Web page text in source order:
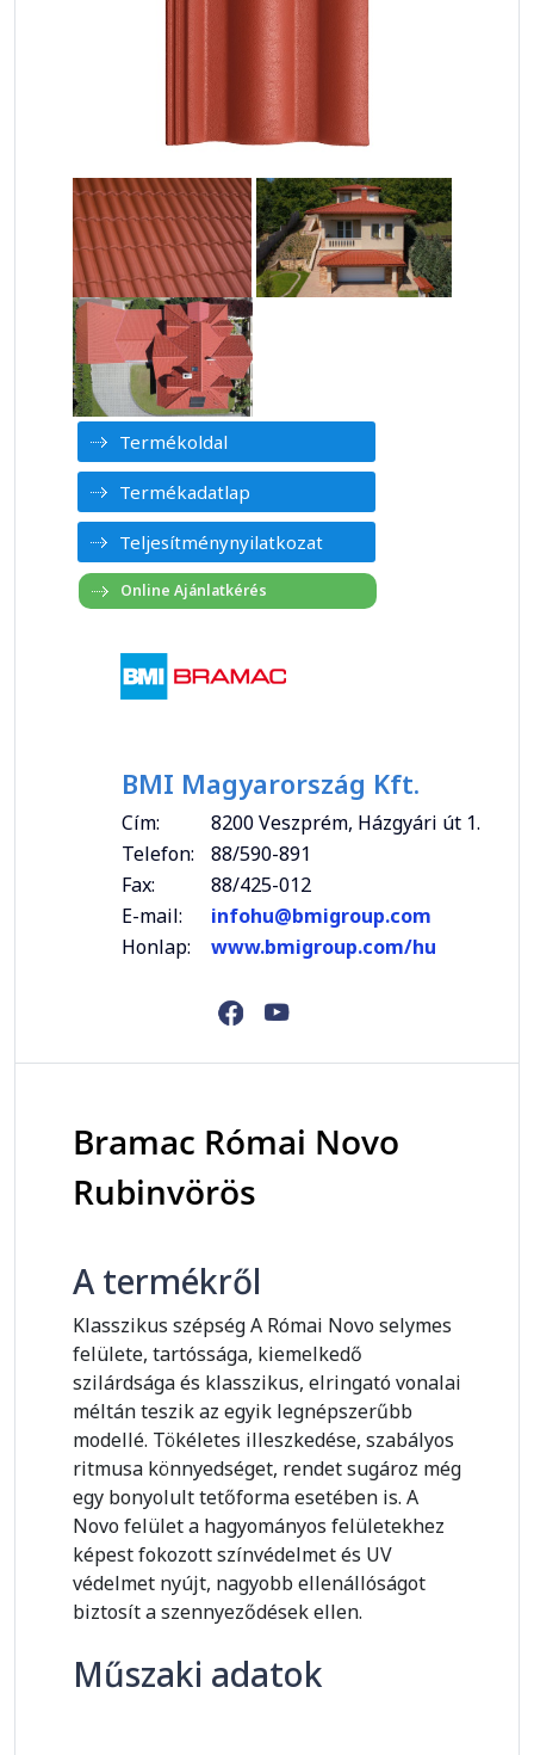
Termékoldal
Termékadatlap
Teljesítménynyilatkozat
BMI Magyarország Kft.
Cím:
8200 Veszprém, Házgyári út 1.
Telefon:
88/590-891
Fax:
88/425-012
E-mail:
infohu@bmigroup.com
Honlap:
www.bmigroup.com/hu
Bramac Római Novo
Rubinvörös
A termékről
Klasszikus szépség A Római Novo selymes
felülete, tartóssága, kiemelkedő
szilárdsága és klasszikus, elringató vonalai
méltán teszik az egyik legnépszerűbb
modellé. Tökéletes illeszkedése, szabályos
ritmusa könnyedséget, rendet sugároz még
egy bonyolult tetőforma esetében is. A
Novo felület a hagyományos felületekhez
képest fokozott színvédelmet és UV
védelmet nyújt, nagyobb ellenállóságot
biztosít a szennyeződések ellen.
Műszaki adatok